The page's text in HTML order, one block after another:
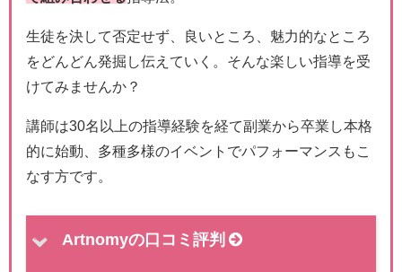
生徒を決して否定せず、良いところ、魅力的なところ
をどんどん発掘し伝えていく。そんな楽しい指導を受
けてみませんか？
講師は30名以上の指導経験を経て副業から卒業し本格
的に始動、多種多様のイベントでパフォーマンスもこ
なす方です。
Artnomyの口コミ評判